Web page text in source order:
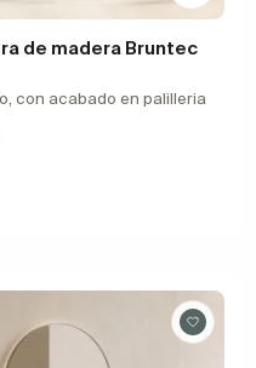
de madera Bruntec
con acabado en palilleria